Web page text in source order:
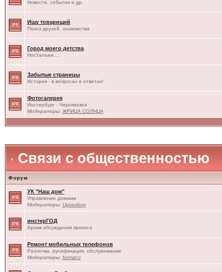
Новости, события и др.
Ищу товарищей
Поиск друзей, знакомства
Город моего детства
Ностальжи....
Забытые страницы
История - в вопросах и ответах!
Фотогалерея
Инстербург - Черняховск
Модераторы: ЖРИЦА СОЛНЦА
Связи с общественностью
Форум
УК "Наш дом"
Управление домами
Модераторы: Upravdom
инстерГОД
Архив обсуждения проекта
Ремонт мобильных телефонов
Разлочка, русификация, обслуживание
Модераторы: format:c